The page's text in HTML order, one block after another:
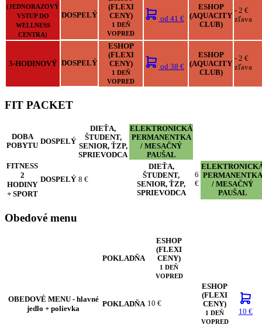
(JEDNORAZOVÝ
VSTUP DO
WELLNESS
CENTRA)
DOSPELÝ
(FLEXI
CENY)
1 DEŇ
VOPRED
od 41 €
ESHOP
(AQUACITY
CLUB)
- 2 €
zľava
3-HODINOVÝ DOSPELÝ
ESHOP
(FLEXI
CENY)
1 DEŇ
VOPRED
od 38 €
ESHOP
(AQUACITY
CLUB)
- 2 €
zľava
FIT PACKET
DOBA
POBYTU DOSPELÝ
DIEŤA,
ŠTUDENT,
SENIOR, ŤZP,
SPRIEVODCA
ELEKTRONICKÁ
PERMANENTKA
/ MESAČNÝ
PAUŠAL
FITNESS
2
HODINY
+ SPORT
DOSPELÝ 8 €
DIEŤA,
ŠTUDENT,
SENIOR, ŤZP,
SPRIEVODCA
6
€
PERMANENTKA
/ MESAČNÝ
PAUŠAL
Obedové menu
POKLADŇA
ESHOP
(FLEXI
CENY)
1 DEŇ
VOPRED
OBEDOVÉ MENU - hlavné
jedlo + polievka
POKLADŇA 10 €
ESHOP
(FLEXI
CENY)
1 DEŇ
VOPRED
10 €